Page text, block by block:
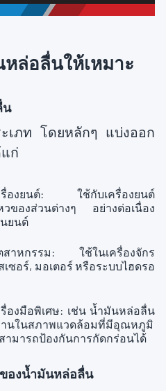
ล่อลื่นให้เหมาะ
น
เภท โดยหลักๆ แบ่งออก
ก่
รื่องยนต์: ใช้กับเครื่องยนต์
วของส่วนต่างๆ อย่างต่อเนื่อง
ยนต์
สาหกรรม: ใช้ในเครื่องจักร
เซอร์, มอเตอร์ หรือระบบไฮดรอ
องมือพิเศษ: เช่น น้ำมันหล่อลื่น
านในสภาพแวดล้อมที่มีอุณหภูมิ
มารถป้องกันการกัดกร่อนได้
องน้ำมันหล่อลื่น